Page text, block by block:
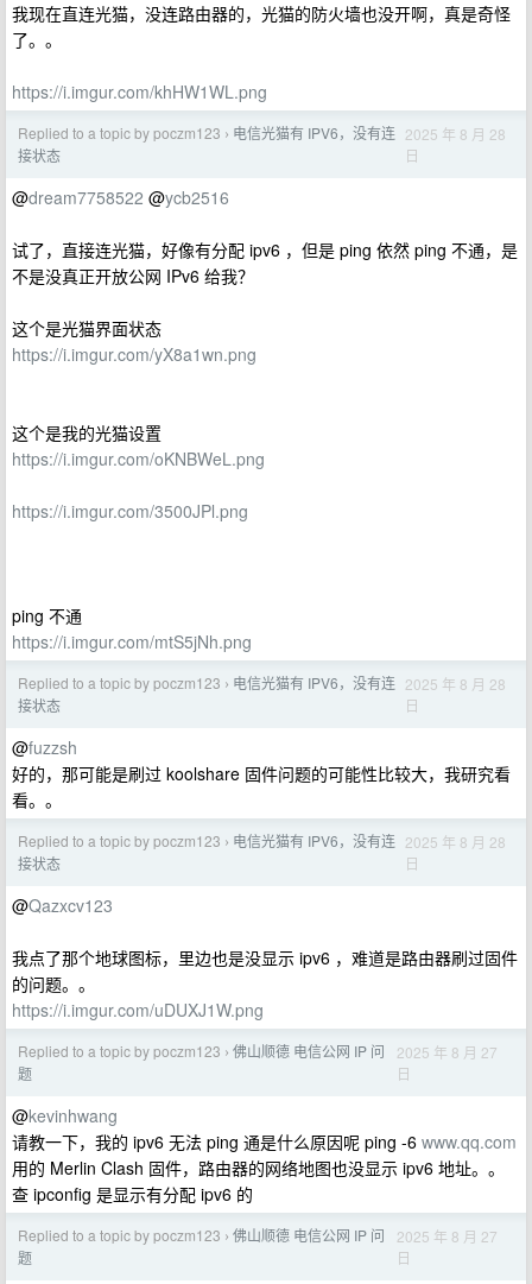
我现在直连光猫，没连路由器的，光猫的防火墙也没开啊，真是奇怪
了。。
https://i.imgur.com/khHW1WL.png
Replied to a topic by poczm123 › 电信光猫有 IPV6，没有连
接状态
2025 年 8 月 28
日
@dream7758522 @ycb2516
试了，直接连光猫，好像有分配 ipv6 ，但是 ping 依然 ping 不通，是
不是没真正开放公网 IPv6 给我？
这个是光猫界面状态
https://i.imgur.com/yX8a1wn.png
这个是我的光猫设置
https://i.imgur.com/oKNBWeL.png
https://i.imgur.com/3500JPl.png
ping 不通
https://i.imgur.com/mtS5jNh.png
Replied to a topic by poczm123 › 电信光猫有 IPV6，没有连
接状态
2025 年 8 月 28
日
@fuzzsh
好的，那可能是刷过 koolshare 固件问题的可能性比较大，我研究看
看。。
Replied to a topic by poczm123 › 电信光猫有 IPV6，没有连
接状态
2025 年 8 月 28
日
@Qazxcv123
我点了那个地球图标，里边也是没显示 ipv6 ，难道是路由器刷过固件
的问题。。
https://i.imgur.com/uDUXJ1W.png
Replied to a topic by poczm123 › 佛山顺德 电信公网 IP 问
题
2025 年 8 月 27
日
@kevinhwang
请教一下，我的 ipv6 无法 ping 通是什么原因呢 ping -6 www.qq.com
用的 Merlin Clash 固件，路由器的网络地图也没显示 ipv6 地址。。
查 ipconfig 是显示有分配 ipv6 的
Replied to a topic by poczm123 › 佛山顺德 电信公网 IP 问
题
2025 年 8 月 27
日